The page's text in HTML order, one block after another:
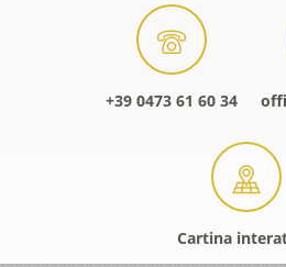
+39 0473 61 60 34
Cartina